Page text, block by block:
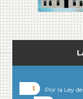
Por la Ley